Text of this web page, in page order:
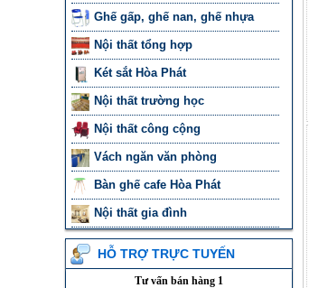
Ghế gấp, ghế nan, ghế nhựa
Nội thất tổng hợp
Két sắt Hòa Phát
Nội thất trường học
Nội thất công cộng
Vách ngăn văn phòng
Bàn ghế cafe Hòa Phát
Nội thất gia đình
HỖ TRỢ TRỰC TUYẾN
Tư vấn bán hàng 1